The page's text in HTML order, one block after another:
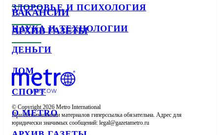
ЗДОРОВЬЕ И ПСИХОЛОГИЯ
НАУКА И ТЕХНОЛОГИИ
ДЕНЬГИ
ДОМ
СПОРТ
О METRO
ВАКАНСИИ
АРХИВ ГАЗЕТЫ
© Copyright 2026 Metro International
При использовании материалов гиперссылка обязательна. Адрес для
юридически значимых сообщений: